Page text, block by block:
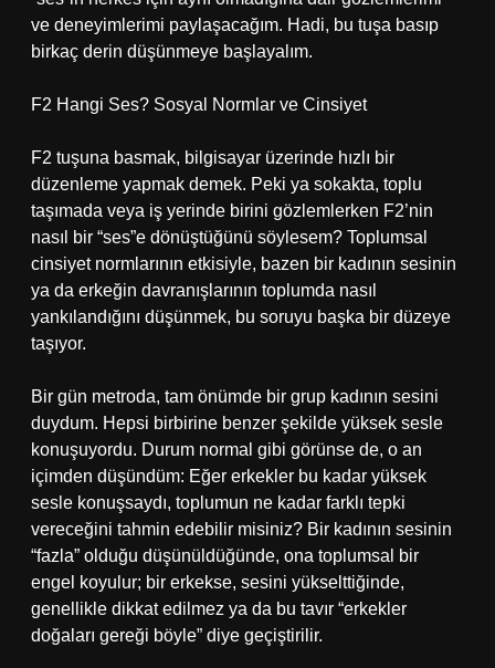
ve deneyimlerimi paylaşacağım. Hadi, bu tuşa basıp
birkaç derin düşünmeye başlayalım.
F2 Hangi Ses? Sosyal Normlar ve Cinsiyet
F2 tuşuna basmak, bilgisayar üzerinde hızlı bir
düzenleme yapmak demek. Peki ya sokakta, toplu
taşımada veya iş yerinde birini gözlemlerken F2’nin
nasıl bir “ses”e dönüştüğünü söylesem? Toplumsal
cinsiyet normlarının etkisiyle, bazen bir kadının sesinin
ya da erkeğin davranışlarının toplumda nasıl
yankılandığını düşünmek, bu soruyu başka bir düzeye
taşıyor.
Bir gün metroda, tam önümde bir grup kadının sesini
duydum. Hepsi birbirine benzer şekilde yüksek sesle
konuşuyordu. Durum normal gibi görünse de, o an
içimden düşündüm: Eğer erkekler bu kadar yüksek
sesle konuşsaydı, toplumun ne kadar farklı tepki
vereceğini tahmin edebilir misiniz? Bir kadının sesinin
“fazla” olduğu düşünüldüğünde, ona toplumsal bir
engel koyulur; bir erkekse, sesini yükselttiğinde,
genellikle dikkat edilmez ya da bu tavır “erkekler
doğaları gereği böyle” diye geçiştirilir.